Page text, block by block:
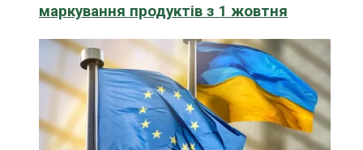
маркування продуктів з 1 жовтня